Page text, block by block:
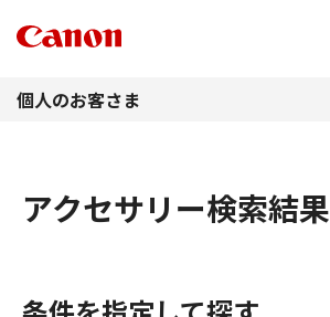
個人のお客さま
アクセサリー検索結果